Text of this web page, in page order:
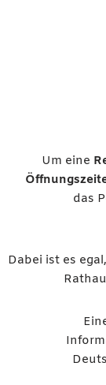
Um eine
das
Dabei ist es